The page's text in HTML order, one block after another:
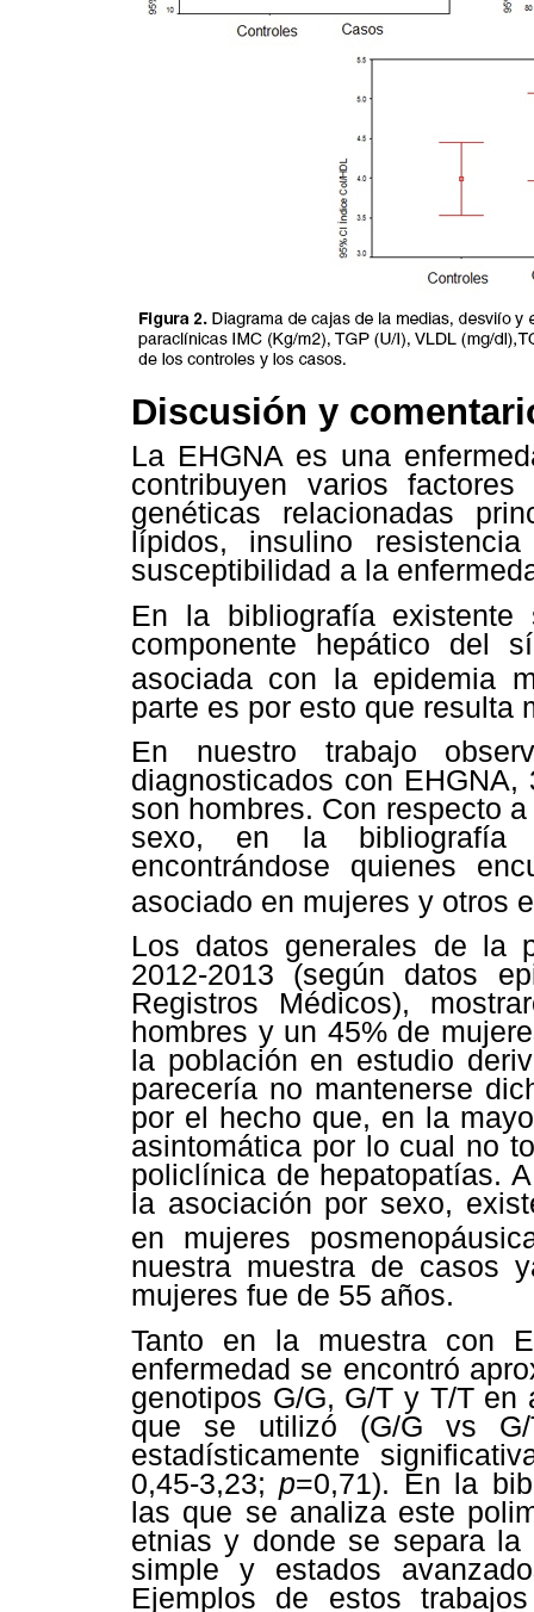
Discusión y
La EHGNA es una
contribuyen varios
genéticas relacionadas
lípidos, insulino
susceptibilidad a la
En la bibliografía
componente hepático del
asociada con la epidemia
parte es por esto que resulta
En nuestro trabajo
diagnosticados con
son hombres. Con respecto
sexo, en la bibliografía
encontrándose quienes
asociado en mujeres y otros
Los datos generales de la
2012-2013 (según datos
Registros Médicos),
hombres y un 45% de
la población en estudio
parecería no mantenerse
por el hecho que, en la
asintomática por lo cual no
policlínica de hepatopatías.
la asociación por sexo,
en mujeres
nuestra muestra de casos
mujeres fue de 55 años.
Tanto en la muestra con
enfermedad se encontró
genotipos G/G, G/T y T/T
que se utilizó (G/G vs G/
estadísticamente
0,45-3,23;p=0,71). En la
las que se analiza este
etnias y donde se separa la
simple y estados
Ejemplos de estos